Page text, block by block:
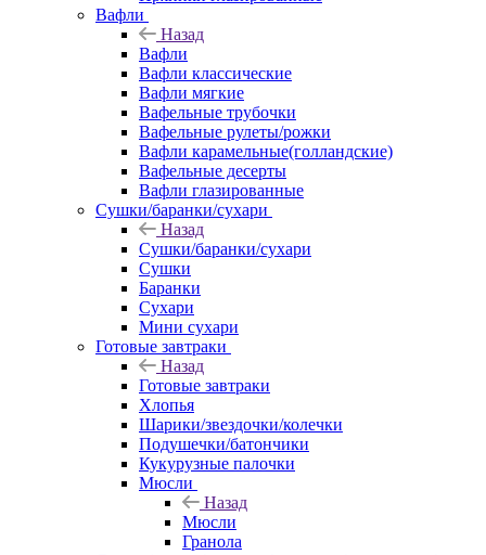
Вафли
Назад
Вафли
Вафли классические
Вафли мягкие
Вафельные трубочки
Вафельные рулеты/рожки
Вафли карамельные(голландские)
Вафельные десерты
Вафли глазированные
Сушки/баранки/сухари
Назад
Сушки/баранки/сухари
Сушки
Баранки
Сухари
Мини сухари
Готовые завтраки
Назад
Готовые завтраки
Хлопья
Шарики/звездочки/колечки
Подушечки/батончики
Кукурузные палочки
Мюсли
Назад
Мюсли
Гранола